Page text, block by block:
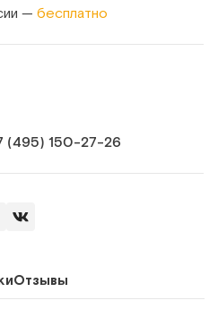
— бесплатно
(495) 150‑27‑26
Отзывы